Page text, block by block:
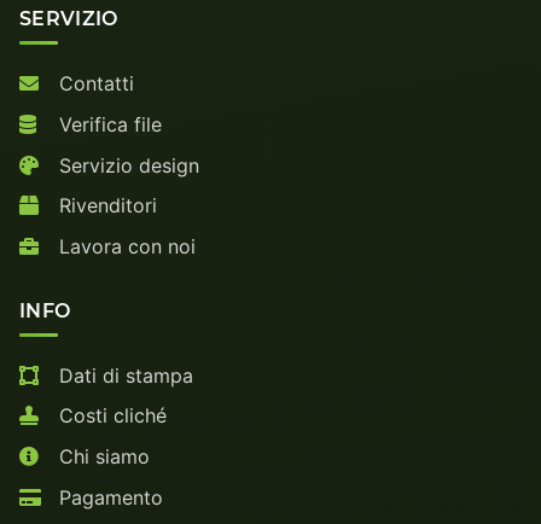
SERVIZIO
Contatti
Verifica file
Servizio design
Rivenditori
Lavora con noi
INFO
Dati di stampa
Costi cliché
Chi siamo
Pagamento